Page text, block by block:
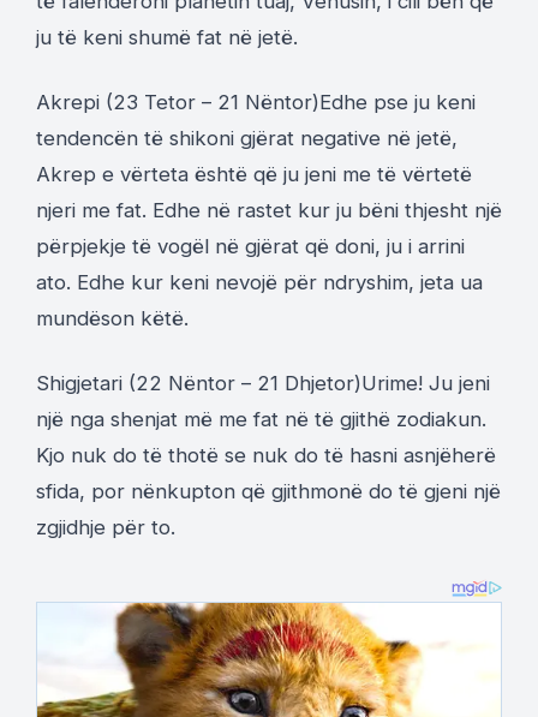
ju të keni shumë fat në jetë.
Akrepi (23 Tetor – 21 Nëntor)Edhe pse ju keni
tendencën të shikoni gjërat negative në jetë,
Akrep e vërteta është që ju jeni me të vërtetë
njeri me fat. Edhe në rastet kur ju bëni thjesht një
përpjekje të vogël në gjërat që doni, ju i arrini
ato. Edhe kur keni nevojë për ndryshim, jeta ua
mundëson këtë.
Shigjetari (22 Nëntor – 21 Dhjetor)Urime! Ju jeni
një nga shenjat më me fat në të gjithë zodiakun.
Kjo nuk do të thotë se nuk do të hasni asnjëherë
sfida, por nënkupton që gjithmonë do të gjeni një
zgjidhje për to.